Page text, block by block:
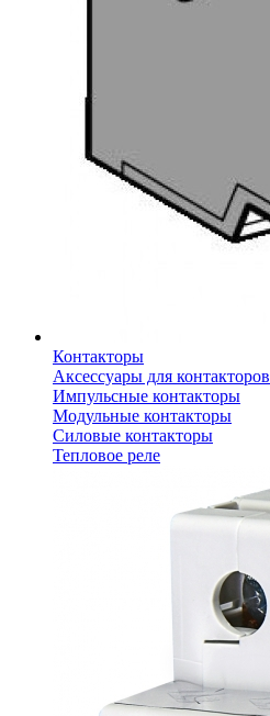
Контакторы
Аксессуары для контакторов
Импульсные контакторы
Модульные контакторы
Силовые контакторы
Тепловое реле